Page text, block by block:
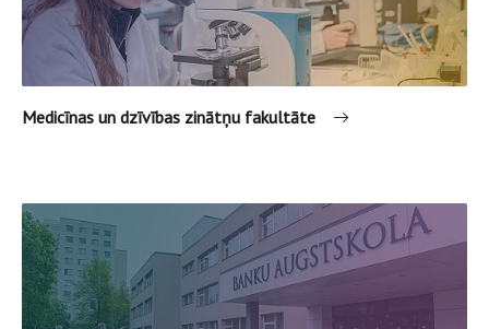
Medicīnas un dzīvības zinātņu fakultāte